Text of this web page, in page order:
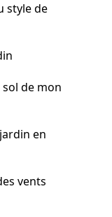
style de
de mon
en
vents